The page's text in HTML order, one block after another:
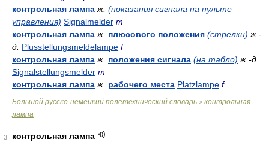
контрольная лампа ж. (показания сигнала на пульте
управления) Signalmelder m
контрольная лампа ж. плюсового положения (стрелки) ж.-
д. Plusstellungsmeldelampe f
контрольная лампа ж. положения сигнала (на табло) ж.-д.
Signalstellungsmelder m
контрольная лампа ж. рабочего места Platzlampe f
Большой русско-немецкий полетехнический словарь > контрольная
лампа
3
контрольная лампа